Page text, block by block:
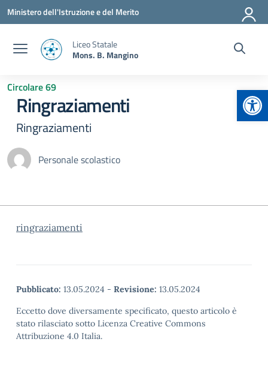
Vai ai contenuti
Vai al menu di navigazione
Vai al footer
Ministero dell'Istruzione e del Merito
Liceo Statale
Mons. B. Mangino
Circolare 69
Ringraziamenti
Ringraziamenti
Personale scolastico
ringraziamenti
Pubblicato: 13.05.2024 - Revisione: 13.05.2024
Eccetto dove diversamente specificato, questo articolo è
stato rilasciato sotto Licenza Creative Commons
Attribuzione 4.0 Italia.